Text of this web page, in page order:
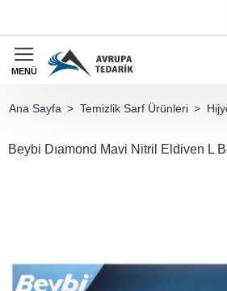
Temizlik Sarf Ürünleri
Beybi Dıamond Mavi Nitril Eldiven L